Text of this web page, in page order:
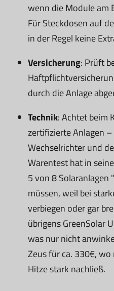
wenn die Module am
Für Steckdosen auf
in der Regel keine
Versicherung: Prüft
durch die Anlage
Technik: Achtet beim
zertifizierte Anlagen –
Wechselrichter und
Warentest hat in
5 von 8
müssen, weil bei
verbiegen oder gar
übrigens GreenSolar
was nur nicht
Zeus für ca. 330€,
Hitze stark nachließ.